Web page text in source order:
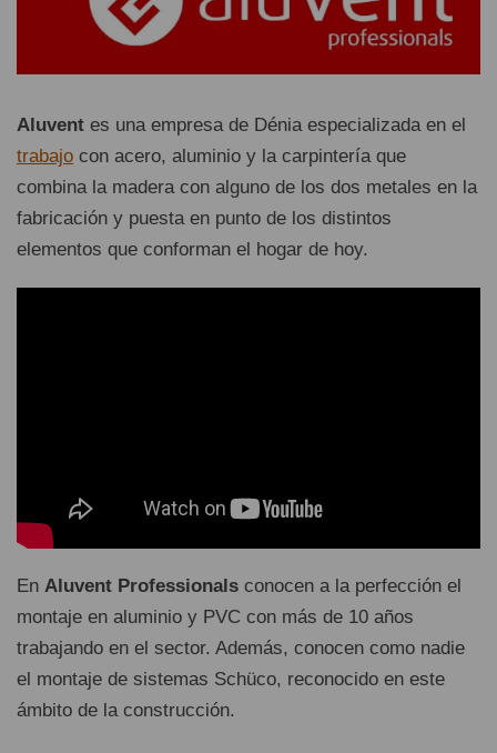
Aluvent es una empresa de Dénia especializada en el
trabajo con acero, aluminio y la carpintería que
combina la madera con alguno de los dos metales en la
fabricación y puesta en punto de los distintos
elementos que conforman el hogar de hoy.
En Aluvent Professionals conocen a la perfección el
montaje en aluminio y PVC con más de 10 años
trabajando en el sector. Además, conocen como nadie
el montaje de sistemas Schüco, reconocido en este
ámbito de la construcción.